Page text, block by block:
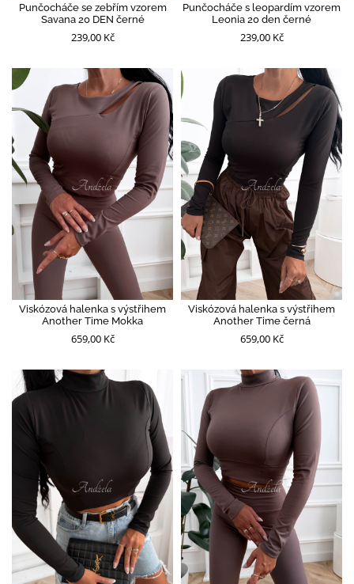
Punčocháče se zebřím vzorem
Savana 20 DEN černé
239,00 Kč
Punčocháče s leopardím vzorem
Leonia 20 den černé
239,00 Kč
Viskózová halenka s výstřihem
Another Time Mokka
659,00 Kč
Viskózová halenka s výstřihem
Another Time černá
659,00 Kč